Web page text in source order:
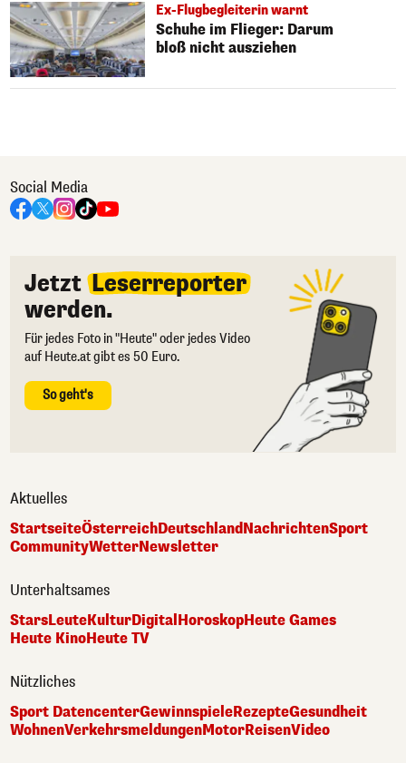
Ex-Flugbegleiterin warnt
Schuhe im Flieger: Darum
bloß nicht ausziehen
Social Media
Jetzt Leserreporter
werden.
Für jedes Foto in "Heute" oder jedes Video
auf Heute.at gibt es 50 Euro.
So geht's
Aktuelles
StartseiteÖsterreichDeutschlandNachrichtenSport
CommunityWetterNewsletter
Unterhaltsames
StarsLeuteKulturDigitalHoroskopHeute Games
Heute KinoHeute TV
Nützliches
Sport DatencenterGewinnspieleRezepteGesundheit
WohnenVerkehrsmeldungenMotorReisenVideo